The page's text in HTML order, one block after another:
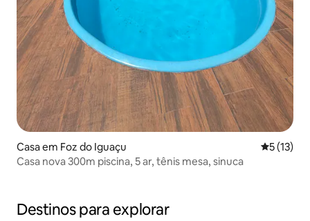
Casa em Foz do Iguaçu
5 (13)
Casa nova 300m piscina, 5 ar, tênis mesa, sinuca
Destinos para explorar